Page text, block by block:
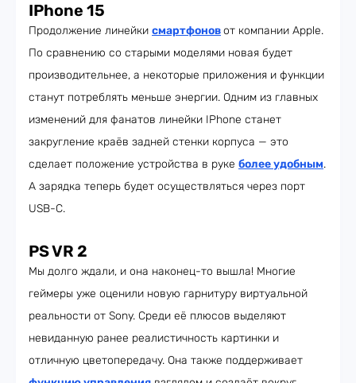
IPhone 15
Продолжение линейки смартфоновот компании Apple.
По сравнению со старыми моделями новая будет
производительнее, а некоторые приложения и функции
станут потреблять меньше энергии. Одним из главных
изменений для фанатов линейки IPhone станет
закругление краёв задней стенки корпуса — это
сделает положение устройства в руке более удобным.
А зарядка теперь будет осуществляться через порт
USB-C.
PS VR 2
Мы долго ждали, и она наконец-то вышла! Многие
геймеры уже оценили новую гарнитуру виртуальной
реальности от Sony. Среди её плюсов выделяют
невиданную ранее реалистичность картинки и
отличную цветопередачу. Она также поддерживает